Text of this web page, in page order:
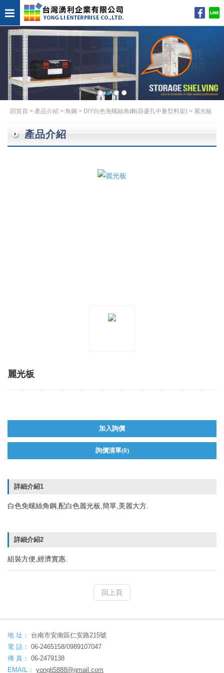
回首頁 > 產品介紹 > 角鋼 > DIY白色免螺絲角鋼(葫蘆孔中量型料架) > 麗光板
產品介紹
麗光板
加入詢價
詢價清單(0)
詳細介紹1
白色免螺絲角鋼,配白色麗光板,簡單,美麗大方.
詳細介紹2
組裝方便,經濟實惠.
回上頁
地 址：
台南市安南區仁安路215號
電 話： 06-2465158/0989107047
傳 真： 06-2479138
EMAIL： yongli5888@gmail.com